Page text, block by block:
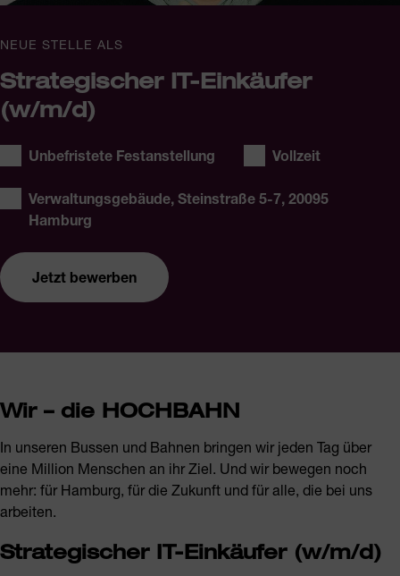
NEUE STELLE ALS
Strategischer IT-Einkäufer
(w/m/d)
Stellentyp:
Unbefristete Festanstellung Arbeitszeit:
Vollzeit
Verwaltungsgebäude, Steinstraße 5-7, 20095
Hamburg
Jetzt bewerben
Strategischer IT-Einkäufer (w/m/d)
Wir – die HOCHBAHN
In unseren Bussen und Bahnen bringen wir jeden Tag über
eine Million Menschen an ihr Ziel. Und wir bewegen noch
mehr: für Hamburg, für die Zukunft und für alle, die bei uns
arbeiten.
Strategischer IT-Einkäufer (w/m/d)